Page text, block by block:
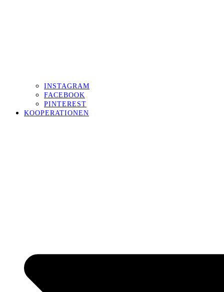
INSTAGRAM
FACEBOOK
PINTEREST
KOOPERATIONEN